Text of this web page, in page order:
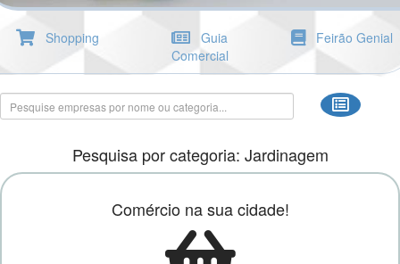
Shopping
Guia
Comercial
Feirão Genial
Pesquisa por categoria: Jardinagem
Comércio na sua cidade!